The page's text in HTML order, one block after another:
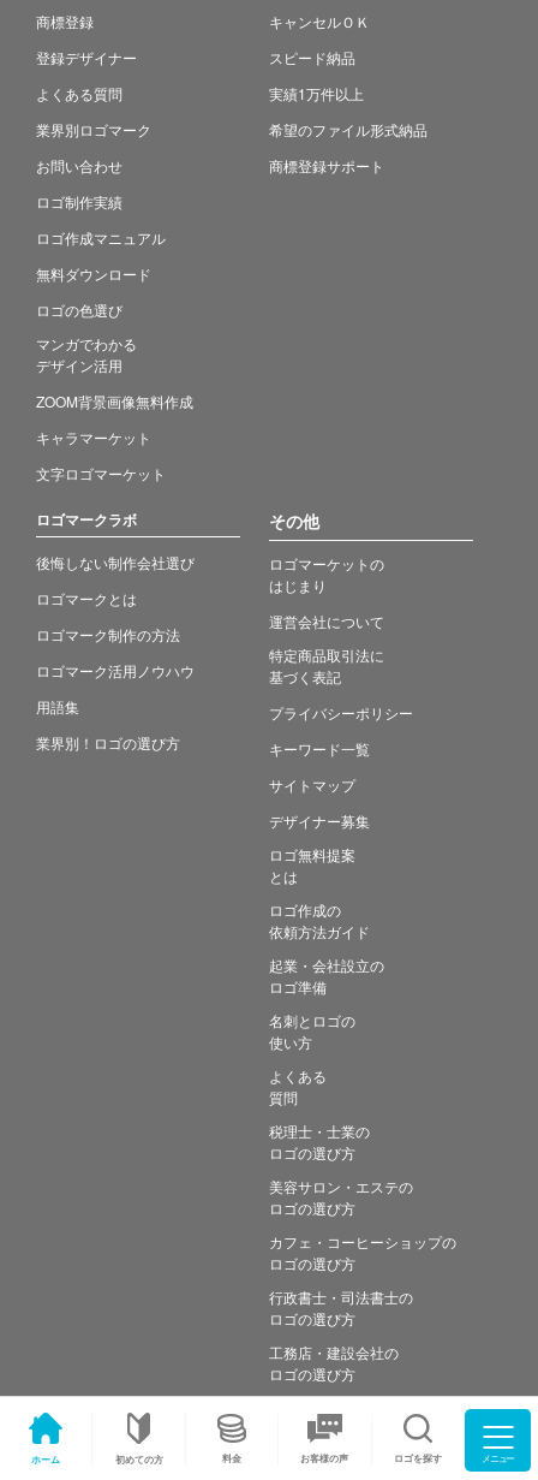
ホーム 初めての方 料金 お客様の声 ロゴを探す メニュー
商標登録
登録デザイナー
よくある質問
業界別ロゴマーク
お問い合わせ
ロゴ制作実績
ロゴ作成マニュアル
無料ダウンロード
ロゴの色選び
マンガでわかる
デザイン活用
ZOOM背景画像無料作成
キャラマーケット
文字ロゴマーケット
キャンセルＯＫ
スピード納品
実績1万件以上
希望のファイル形式納品
商標登録サポート
ロゴマークラボ
後悔しない制作会社選び
ロゴマークとは
ロゴマーク制作の方法
ロゴマーク活用ノウハウ
用語集
業界別！ロゴの選び方
その他
ロゴマーケットの
はじまり
運営会社について
特定商品取引法に
基づく表記
プライバシーポリシー
キーワード一覧
サイトマップ
デザイナー募集
ロゴ無料提案
とは
ロゴ作成の
依頼方法ガイド
起業・会社設立の
ロゴ準備
名刺とロゴの
使い方
よくある
質問
税理士・士業の
ロゴの選び方
美容サロン・エステの
ロゴの選び方
カフェ・コーヒーショップの
ロゴの選び方
行政書士・司法書士の
ロゴの選び方
工務店・建設会社の
ロゴの選び方
Copyright © Simple works Inc. All Rights Reserved.